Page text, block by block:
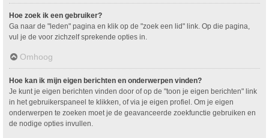
Hoe zoek ik een gebruiker?
Ga naar de "leden" pagina en klik op de "zoek een lid" link. Op die pagina,
vul je de voor zichzelf sprekende opties in.
Omhoog
Hoe kan ik mijn eigen berichten en onderwerpen vinden?
Je kunt je eigen berichten vinden door of op de "toon je eigen berichten" link
in het gebruikerspaneel te klikken, of via je eigen profiel. Om je eigen
onderwerpen te zoeken moet je de geavanceerde zoekfunctie gebruiken en
de nodige opties invullen.